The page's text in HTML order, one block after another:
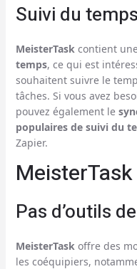
Suivi du
MeisterTask contient
temps, ce qui est
souhaitent suivre le
tâches. Si vous avez
pouvez également le
populaires de suivi du
Zapier.
Pas d’outils
MeisterTask offre des
les coéquipiers,